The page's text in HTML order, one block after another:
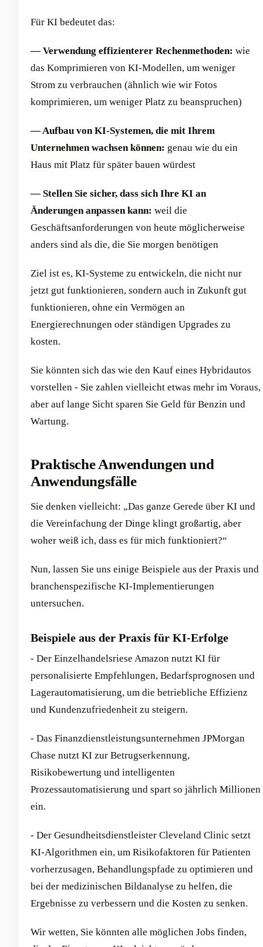
Für KI bedeutet das:
— Verwendung effizienterer Rechenmethoden: wie
das Komprimieren von KI-Modellen, um weniger
Strom zu verbrauchen (ähnlich wie wir Fotos
komprimieren, um weniger Platz zu beanspruchen)
— Aufbau von KI-Systemen, die mit Ihrem
Unternehmen wachsen können: genau wie du ein
Haus mit Platz für später bauen würdest
— Stellen Sie sicher, dass sich Ihre KI an
Änderungen anpassen kann: weil die
Geschäftsanforderungen von heute möglicherweise
anders sind als die, die Sie morgen benötigen
Ziel ist es, KI-Systeme zu entwickeln, die nicht nur
jetzt gut funktionieren, sondern auch in Zukunft gut
funktionieren, ohne ein Vermögen an
Energierechnungen oder ständigen Upgrades zu
kosten.
Sie könnten sich das wie den Kauf eines Hybridautos
vorstellen - Sie zahlen vielleicht etwas mehr im Voraus,
aber auf lange Sicht sparen Sie Geld für Benzin und
Wartung.
Praktische Anwendungen und
Anwendungsfälle
Sie denken vielleicht: „Das ganze Gerede über KI und
die Vereinfachung der Dinge klingt großartig, aber
woher weiß ich, dass es für mich funktioniert?“
Nun, lassen Sie uns einige Beispiele aus der Praxis und
branchenspezifische KI-Implementierungen
untersuchen.
Beispiele aus der Praxis für KI-Erfolge
- Der Einzelhandelsriese Amazon nutzt KI für
personalisierte Empfehlungen, Bedarfsprognosen und
Lagerautomatisierung, um die betriebliche Effizienz
und Kundenzufriedenheit zu steigern.
- Das Finanzdienstleistungsunternehmen JPMorgan
Chase nutzt KI zur Betrugserkennung,
Risikobewertung und intelligenten
Prozessautomatisierung und spart so jährlich Millionen
ein.
- Der Gesundheitsdienstleister Cleveland Clinic setzt
KI-Algorithmen ein, um Risikofaktoren für Patienten
vorherzusagen, Behandlungspfade zu optimieren und
bei der medizinischen Bildanalyse zu helfen, die
Ergebnisse zu verbessern und die Kosten zu senken.
Wir wetten, Sie könnten alle möglichen Jobs finden,